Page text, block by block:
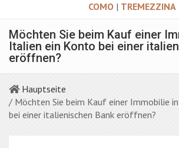
COMO | TREMEZZINA
Möchten Sie beim Kauf einer
Italien ein Konto bei einer
eröffnen?
Hauptseite
/ Möchten Sie beim Kauf einer Immobilie
bei einer italienischen Bank eröffnen?